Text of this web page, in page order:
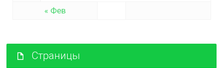
« Фев
Страницы